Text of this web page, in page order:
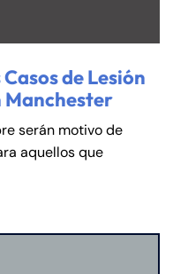
de Lesión
Manchester
serán motivo de
aquellos que